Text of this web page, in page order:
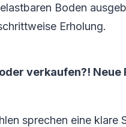
Boden
Erholung.
verkaufen?!
sprechen eine